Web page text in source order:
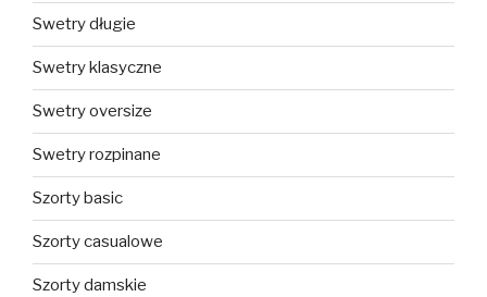
Swetry długie
Swetry klasyczne
Swetry oversize
Swetry rozpinane
Szorty basic
Szorty casualowe
Szorty damskie